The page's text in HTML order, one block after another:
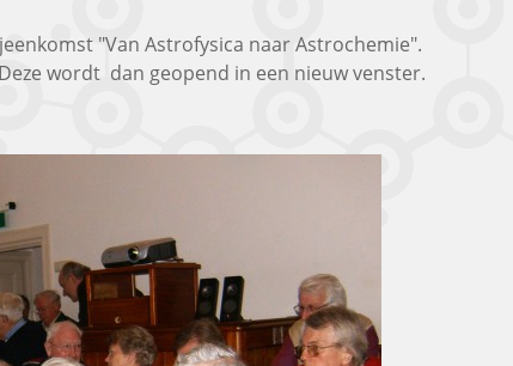
"Van Astrofysica naar Astrochemie".
wordt dan geopend in een nieuw venster.